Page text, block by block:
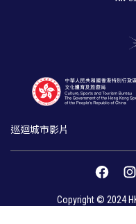
巡迴城市影片
Copyright © 2024